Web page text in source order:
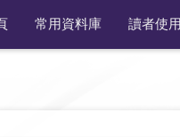
常用資料庫 讀者使